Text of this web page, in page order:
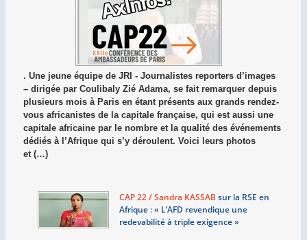
. Une jeune équipe de JRI - Journalistes reporters d’images
– dirigée par Coulibaly Zié Adama, se fait remarquer depuis
plusieurs mois à Paris en étant présents aux grands rendez-
vous africanistes de la capitale française, qui est aussi une
capitale africaine par le nombre et la qualité des événements
dédiés à l’Afrique qui s’y déroulent. Voici leurs photos
et (…)
CAP 22 / Sandra KASSABsur la RSE en
Afrique : « L’AFD revendique une
redevabilité à triple exigence»